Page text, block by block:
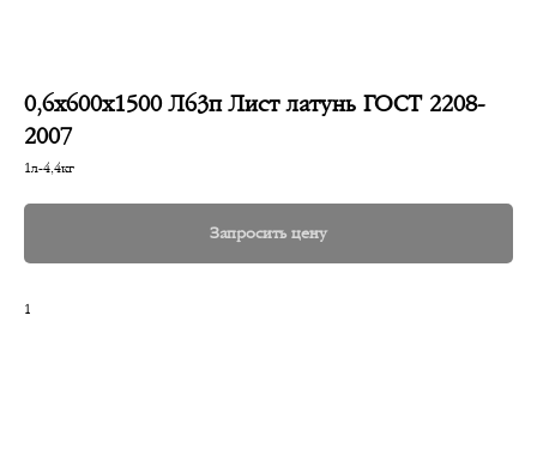
0,6х600х1500 Л63п Лист латунь ГОСТ 2208-
2007
1л-4,4кг
Запросить цену
1